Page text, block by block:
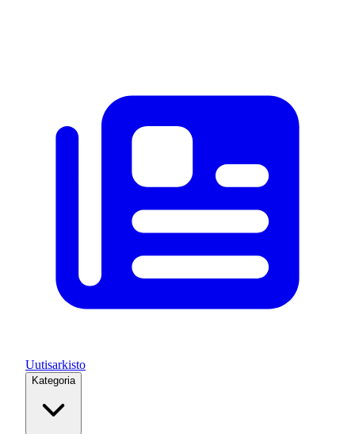
Uutisarkisto
Kategoria